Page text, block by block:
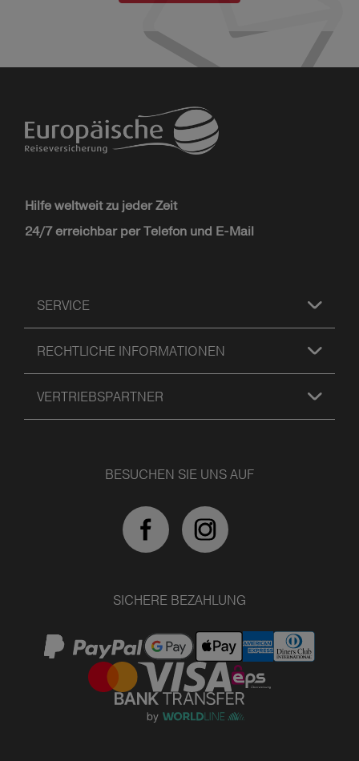
Hilfe weltweit zu jeder Zeit
24/7 erreichbar per Telefon und E-Mail
SERVICE
RECHTLICHE INFORMATIONEN
VERTRIEBSPARTNER
BESUCHEN SIE UNS AUF
SICHERE BEZAHLUNG